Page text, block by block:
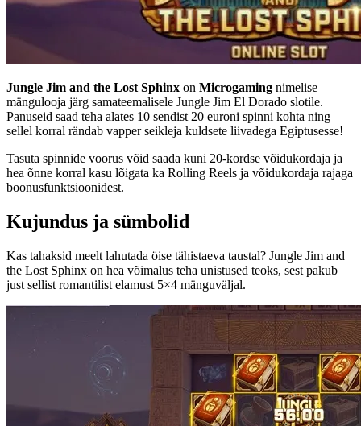
Jungle Jim and the Lost Sphinx on Microgaming nimelise
mängulooja järg samateemalisele Jungle Jim El Dorado slotile.
Panuseid saad teha alates 10 sendist 20 euroni spinni kohta ning
sellel korral rändab vapper seikleja kuldsete liivadega Egiptusesse!
Tasuta spinnide voorus võid saada kuni 20-kordse võidukordaja ja
hea õnne korral kasu lõigata ka Rolling Reels ja võidukordaja rajaga
boonusfunktsioonidest.
Kujundus ja sümbolid
Kas tahaksid meelt lahutada öise tähistaeva taustal? Jungle Jim and
the Lost Sphinx on hea võimalus teha unistused teoks, sest pakub
just sellist romantilist elamust 5×4 mänguväljal.